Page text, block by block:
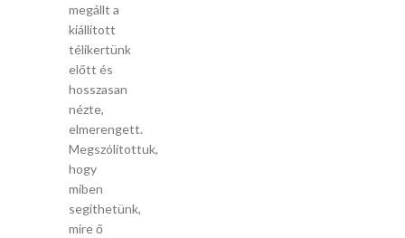
megállt a
kiállított
télikertünk
előtt és
hosszasan
nézte,
elmerengett.
Megszólítottuk,
hogy
miben
segíthetünk,
mire ő